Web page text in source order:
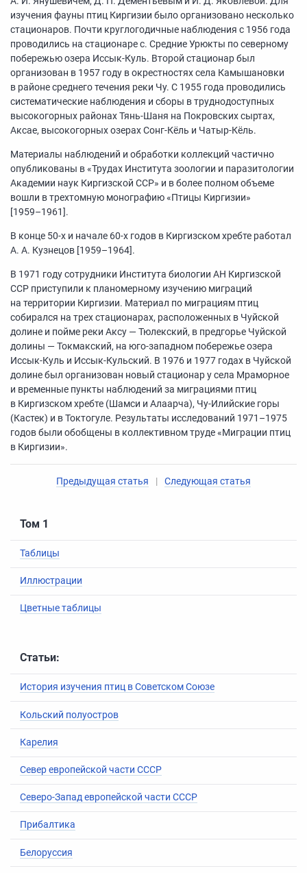
изучения фауны птиц Киргизии было организовано несколько
стационаров. Почти круглогодичные наблюдения с 1956 года
проводились на стационаре с. Средние Урюкты по северному
побережью озера Иссык-Куль. Второй стационар был
организован в 1957 году в окрестностях села Камышановки
в районе среднего течения реки Чу. С 1955 года проводились
систематические наблюдения и сборы в труднодоступных
высокогорных районах Тянь-Шаня на Покровских сыртах,
Аксае, высокогорных озерах Сонг-Кёль и Чатыр-Кёль.
Материалы наблюдений и обработки коллекций частично
опубликованы в «Трудах Института зоологии и паразитологии
Академии наук Киргизской ССР» и в более полном объеме
вошли в трехтомную монографию «Птицы Киргизии»
[1959–1961].
В конце 50-х и начале 60-х годов в Киргизском хребте работал
А. А. Кузнецов [1959–1964].
В 1971 году сотрудники Института биологии АН Киргизской
ССР приступили к планомерному изучению миграций
на территории Киргизии. Материал по миграциям птиц
собирался на трех стационарах, расположенных в Чуйской
долине и пойме реки Аксу — Тюлекский, в предгорье Чуйской
долины — Токмакский, на юго-западном побережье озера
Иссык-Куль и Иссык-Кульский. В 1976 и 1977 годах в Чуйской
долине был организован новый стационар у села Мраморное
и временные пункты наблюдений за миграциями птиц
в Киргизском хребте (Шамси и Алаарча), Чу-Илийские горы
(Кастек) и в Токтогуле. Результаты исследований 1971–1975
годов были обобщены в коллективном труде «Миграции птиц
в Киргизии».
Предыдущая статья | Следующая статья
Том 1
Таблицы
Иллюстрации
Цветные таблицы
Статьи:
История изучения птиц вСоветском Союзе
Кольский полуостров
Карелия
Север европейской части СССР
Северо-Запад европейской части СССР
Прибалтика
Белоруссия